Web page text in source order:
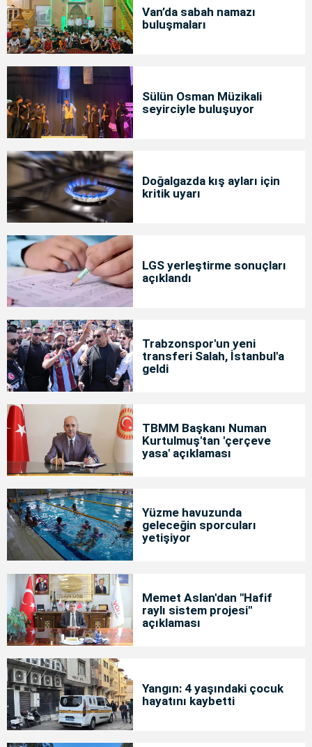
Van’da sabah namazı
buluşmaları
Sülün Osman Müzikali
seyirciyle buluşuyor
Doğalgazda kış ayları için
kritik uyarı
LGS yerleştirme sonuçları
açıklandı
Trabzonspor'un yeni
transferi Salah, İstanbul'a
geldi
TBMM Başkanı Numan
Kurtulmuş'tan 'çerçeve
yasa' açıklaması
Yüzme havuzunda
geleceğin sporcuları
yetişiyor
Memet Aslan'dan "Hafif
raylı sistem projesi"
açıklaması
Yangın: 4 yaşındaki çocuk
hayatını kaybetti